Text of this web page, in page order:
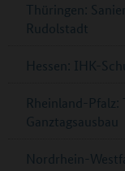
Thüringen:
Rudolstadt
Hessen: IHK-
Rheinland-
Ganztagsausbau
Nordrhein-